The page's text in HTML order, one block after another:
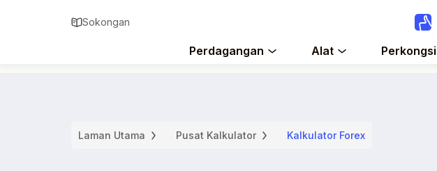
Sokongan
Perdagangan Alat
Laman Utama Pusat Kalkulator Kalkulator Forex